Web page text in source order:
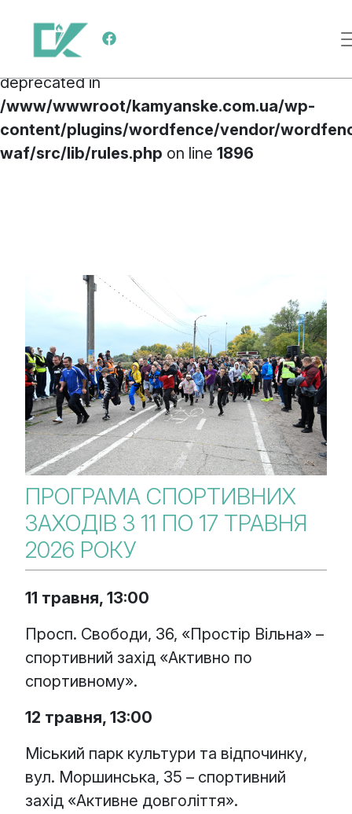
Deprecated
: preg_replace(): Passing null to
parameter #3 ($subject) of type array|string is
deprecated in
/www/wwwroot/kamyanske.com.ua/wp-
content/plugins/wordfence/vendor/
waf/src/lib/rules.php on line 1896
Main Navigation
ПРОГРАМА СПОРТИВНИХ
ЗАХОДІВ З 11 ПО 17 ТРАВНЯ
2026 РОКУ
11 травня, 13:00
Просп. Свободи, 36, «Простір Вільна» –
спортивний захід «Активно по
спортивному».
12 травня, 13:00
Міський парк культури та відпочинку,
вул. Моршинська, 35 – спортивний
захід «Активне довголіття».